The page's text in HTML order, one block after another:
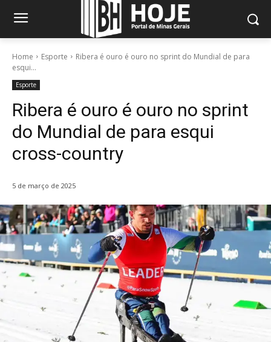
Home Esporte
Ribera é ouro é ouro no sprint do Mundial de para
esqui...
Esporte
Ribera é ouro é ouro no sprint
do Mundial de para esqui
cross-country
5 de março de 2025